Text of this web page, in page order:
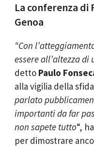
La conferenza di
Genoa
“Con
essere all’altezza di
detto Paulo
alla vigilia della
parlato
importanti da far
non sapete tutto“,
per dimostrare